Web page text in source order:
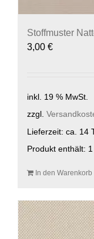
Stoffmuster
3,00 €
inkl. 19 % MwSt.
zzgl.
Lieferzeit: ca. 14
Produkt enthält: 1
In den Warenkorb